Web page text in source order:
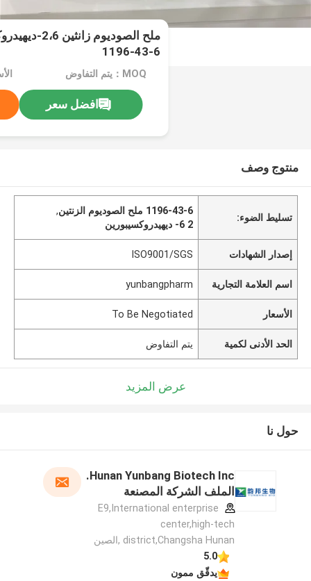
1196-43-6
MOQ：يتم التفاوض
افضل سعر
منتوج وصف
تسليط الضوء:
1196-43-6 ملح الصوديوم الزنتين
,
2 6- ديهيدروكسيبورين
إصدار الشهادات ISO9001/SGS
اسم العلامة التجارية yunbangpharm
الأسعار To Be Negotiated
الحد الأدنى لكمية يتم التفاوض
عرض المزيد
حول نا
Hunan Yunbang Biotech Inc.
الملف الشركة المصنعة
E9,International enterprise
center,high-tech
district,Changsha Hunan ,الصين
5.0
يدقّق ممون